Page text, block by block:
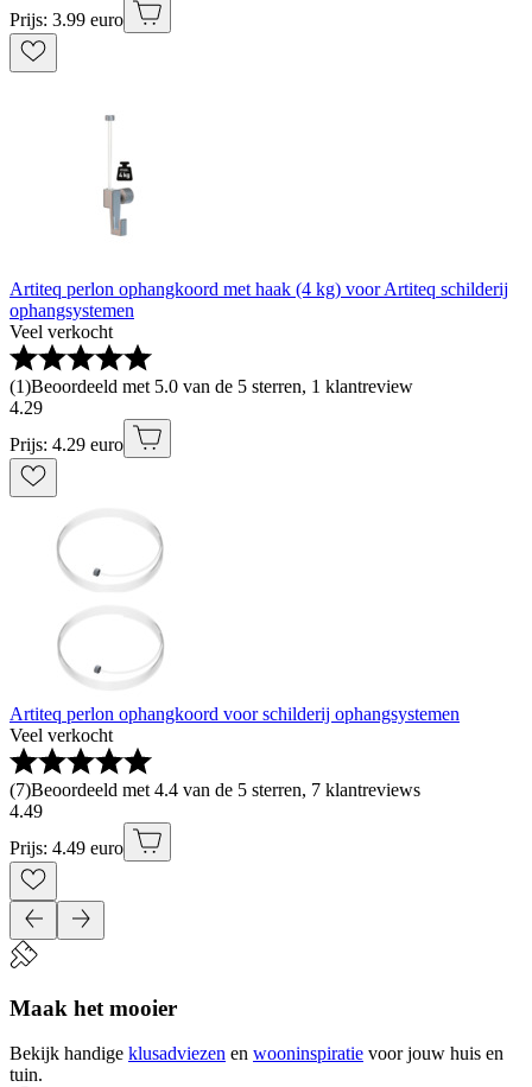
Prijs: 3.99 euro
Artiteq perlon ophangkoord met haak (4 kg) voor Artiteq schilderij
ophangsystemen
Veel verkocht
(1)Beoordeeld met 5.0 van de 5 sterren, 1 klantreview
4.29
Prijs: 4.29 euro
Artiteq perlon ophangkoord voor schilderij ophangsystemen
Veel verkocht
(7)Beoordeeld met 4.4 van de 5 sterren, 7 klantreviews
4.49
Prijs: 4.49 euro
Maak het mooier
Bekijk handige klusadviezen en wooninspiratie voor jouw huis en
tuin.